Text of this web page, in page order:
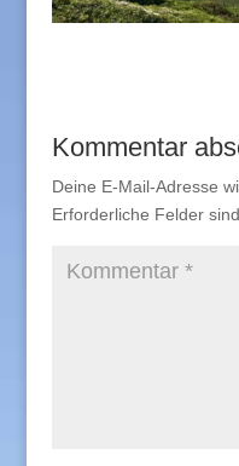
Kommentar
Deine E-Mail-Adresse
Erforderliche Felder